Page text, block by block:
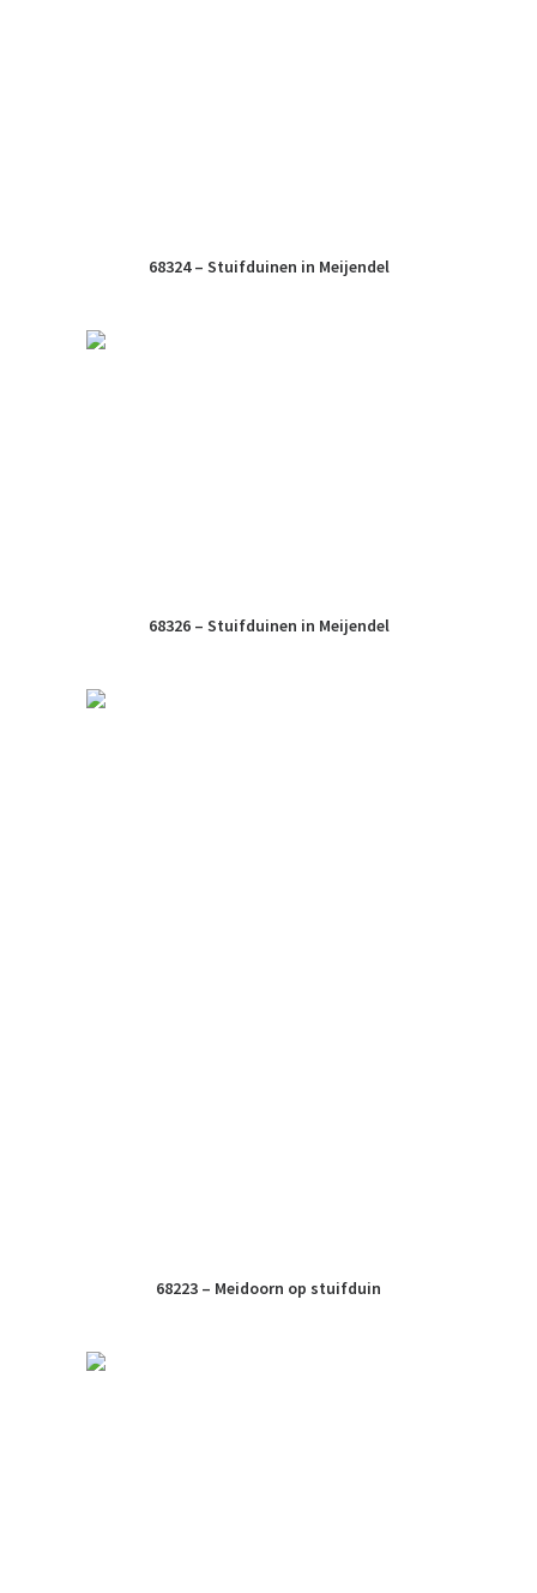
68324 – Stuifduinen in Meijendel
68326 – Stuifduinen in Meijendel
68223 – Meidoorn op stuifduin